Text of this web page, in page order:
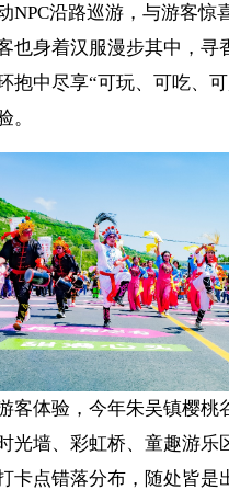
NPC沿路巡游，与游客惊
也身着汉服漫步其中，寻
抱中尽享“可玩、可吃、
。
体验，今年朱吴镇樱桃
光墙、彩虹桥、童趣游乐
卡点错落分布，随处皆是